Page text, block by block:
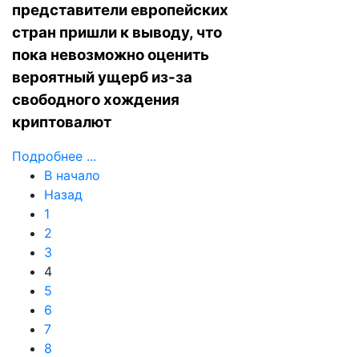
представители европейских
стран пришли к выводу, что
пока невозможно оценить
вероятный ущерб из-за
свободного хождения
криптовалют
Подробнее ...
В начало
Назад
1
2
3
4
5
6
7
8